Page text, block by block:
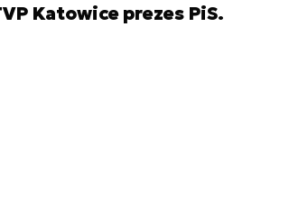
Katowice prezes PiS.